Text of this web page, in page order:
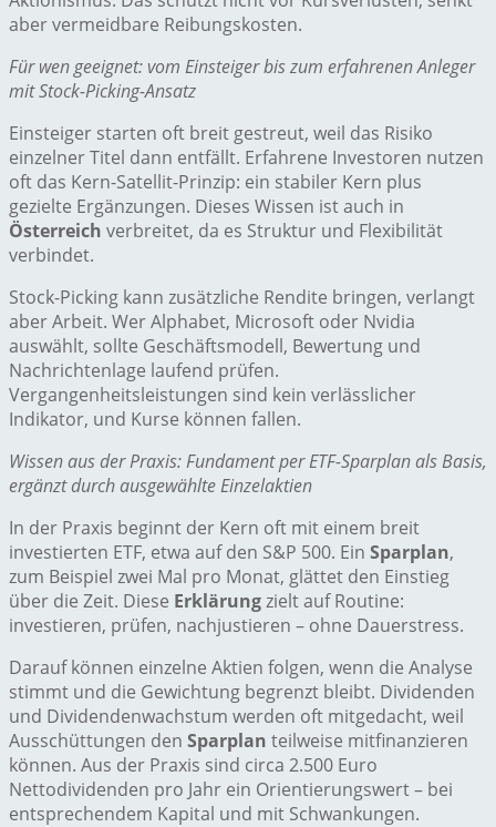
aber vermeidbare Reibungskosten.
Für wen geeignet: vom Einsteiger bis zum erfahrenen Anleger
mit Stock-Picking-Ansatz
Einsteiger starten oft breit gestreut, weil das Risiko
einzelner Titel dann entfällt. Erfahrene Investoren nutzen
oft das Kern-Satellit-Prinzip: ein stabiler Kern plus
gezielte Ergänzungen. Dieses Wissen ist auch in
Österreich verbreitet, da es Struktur und Flexibilität
verbindet.
Stock-Picking kann zusätzliche Rendite bringen, verlangt
aber Arbeit. Wer Alphabet, Microsoft oder Nvidia
auswählt, sollte Geschäftsmodell, Bewertung und
Nachrichtenlage laufend prüfen.
Vergangenheitsleistungen sind kein verlässlicher
Indikator, und Kurse können fallen.
Wissen aus der Praxis: Fundament per ETF-Sparplan als Basis,
ergänzt durch ausgewählte Einzelaktien
In der Praxis beginnt der Kern oft mit einem breit
investierten ETF, etwa auf den S&P 500. Ein Sparplan,
zum Beispiel zwei Mal pro Monat, glättet den Einstieg
über die Zeit. Diese Erklärungzielt auf Routine:
investieren, prüfen, nachjustieren – ohne Dauerstress.
Darauf können einzelne Aktien folgen, wenn die Analyse
stimmt und die Gewichtung begrenzt bleibt. Dividenden
und Dividendenwachstum werden oft mitgedacht, weil
Ausschüttungen den Sparplan teilweise mitfinanzieren
können. Aus der Praxis sind circa 2.500 Euro
Nettodividenden pro Jahr ein Orientierungswert – bei
entsprechendem Kapital und mit Schwankungen.